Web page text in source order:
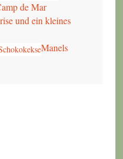
de Mar
und ein kleines
Manels